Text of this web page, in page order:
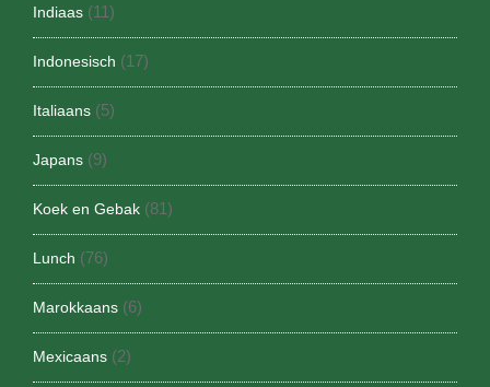
Indiaas (11)
Indonesisch (17)
Italiaans (5)
Japans (9)
Koek en Gebak (81)
Lunch (76)
Marokkaans (6)
Mexicaans (2)